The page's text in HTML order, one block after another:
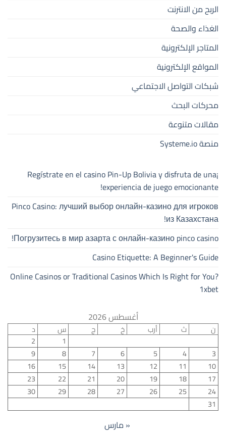
الربح من الانترنت
الغذاء والصحة
المتاجر الإلكترونية
المواقع الإلكترونية
شبكات التواصل الاجتماعي
محركات البحث
مقالات متنوعة
منصة Systeme.io
¡Regístrate en el casino Pin-Up Bolivia y disfruta de una
experiencia de juego emocionante!
Pinco Casino: лучший выбор онлайн-казино для игроков
из Казахстана!
Погрузитесь в мир азарта с онлайн-казино pinco casino!
Casino Etiquette: A Beginner's Guide
Online Casinos or Traditional Casinos Which Is Right for You?
1xbet
أغسطس 2026
ن ث أرب خ ج س
د
1
2
3
4
5
6
7
8
9
10
11
12
13
14
15
16
17
18
19
20
21
22
23
24
25
26
27
28
29
30
31
« مارس